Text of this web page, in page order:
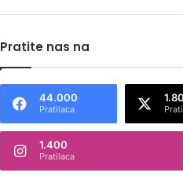
Pratite nas na
44.000
Pratilaca
1.400
Pratilaca